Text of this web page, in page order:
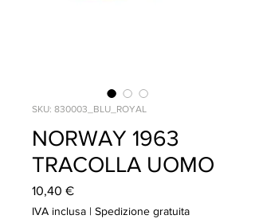
SKU: 830003_BLU_ROYAL
NORWAY 1963
TRACOLLA UOMO
10,40 €Prezzo
IVA inclusa | Spedizione gratuita